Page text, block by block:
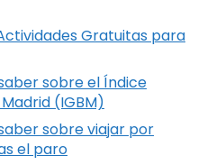
Gratuitas para
sobre el Índice
(IGBM)
sobre viajar por
el paro